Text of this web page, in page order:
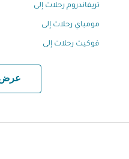
تريفاندروم رحلات إلى
مومباي رحلات إلى
فوكيت رحلات إلى
عرض